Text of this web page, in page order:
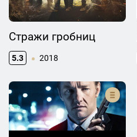
Стражи гробниц
5.3 2018